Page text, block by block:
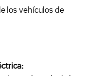
los vehículos de